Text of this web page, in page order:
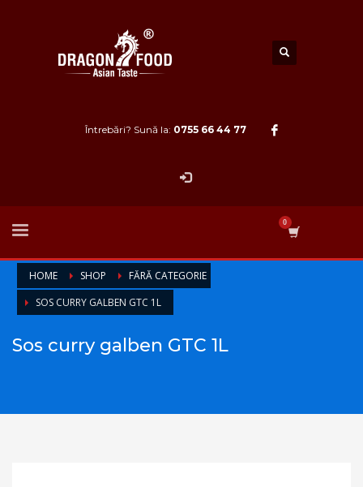
Întrebări? Sună la: 0755 66 44 77
HOME SHOP
FĂRĂ CATEGORIE
SOS CURRY GALBEN GTC 1L
Sos curry galben GTC 1L